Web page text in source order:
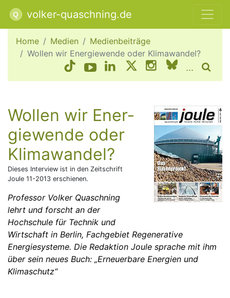
volker-quaschning.de
Home Medien
Medienbeiträge
Wollen wir Energiewende oder Klimawandel?
...
Wol­len wir Ener­
gie­wende oder
Klima­wandel?
Dieses Interview ist in den Zeitschrift
Joule 11-2013 erschienen.
Professor Volker Quaschning
lehrt und forscht an der
Hochschule für Technik und
Wirtschaft in Berlin, Fachgebiet Regenerative
Energiesysteme. Die Redaktion Joule sprache mit ihm
über sein neues Buch: „Erneuerbare Energien und
Klimaschutz“